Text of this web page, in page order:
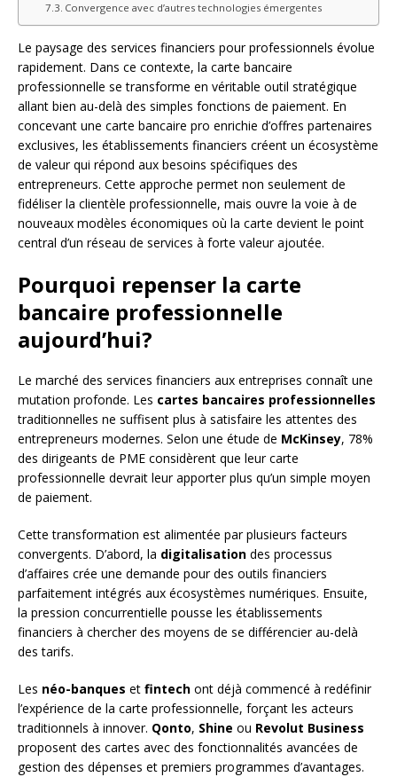
Convergence avec d’autres technologies émergentes
Le paysage des services financiers pour professionnels évolue
rapidement. Dans ce contexte, la carte bancaire
professionnelle se transforme en véritable outil stratégique
allant bien au-delà des simples fonctions de paiement. En
concevant une carte bancaire pro enrichie d’offres partenaires
exclusives, les établissements financiers créent un écosystème
de valeur qui répond aux besoins spécifiques des
entrepreneurs. Cette approche permet non seulement de
fidéliser la clientèle professionnelle, mais ouvre la voie à de
nouveaux modèles économiques où la carte devient le point
central d’un réseau de services à forte valeur ajoutée.
Pourquoi repenser la carte
bancaire professionnelle
aujourd’hui?
Le marché des services financiers aux entreprises connaît une
mutation profonde. Les cartes bancaires professionnelles
traditionnelles ne suffisent plus à satisfaire les attentes des
entrepreneurs modernes. Selon une étude de McKinsey, 78%
des dirigeants de PME considèrent que leur carte
professionnelle devrait leur apporter plus qu’un simple moyen
de paiement.
Cette transformation est alimentée par plusieurs facteurs
convergents. D’abord, la digitalisation des processus
d’affaires crée une demande pour des outils financiers
parfaitement intégrés aux écosystèmes numériques. Ensuite,
la pression concurrentielle pousse les établissements
financiers à chercher des moyens de se différencier au-delà
des tarifs.
Les néo-banques et fintech ont déjà commencé à redéfinir
l’expérience de la carte professionnelle, forçant les acteurs
traditionnels à innover. Qonto, Shine ou Revolut Business
proposent des cartes avec des fonctionnalités avancées de
gestion des dépenses et premiers programmes d’avantages.